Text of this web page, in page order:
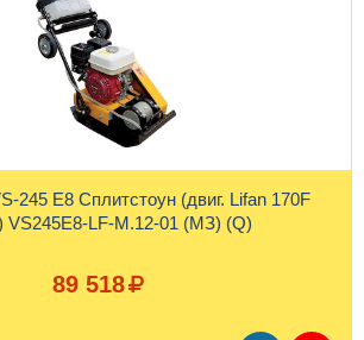
245 E8 Сплитстоун (двиг. Lifan 170F
VS245Е8-LF-М.12-01 (МЗ) (Q)
89 518